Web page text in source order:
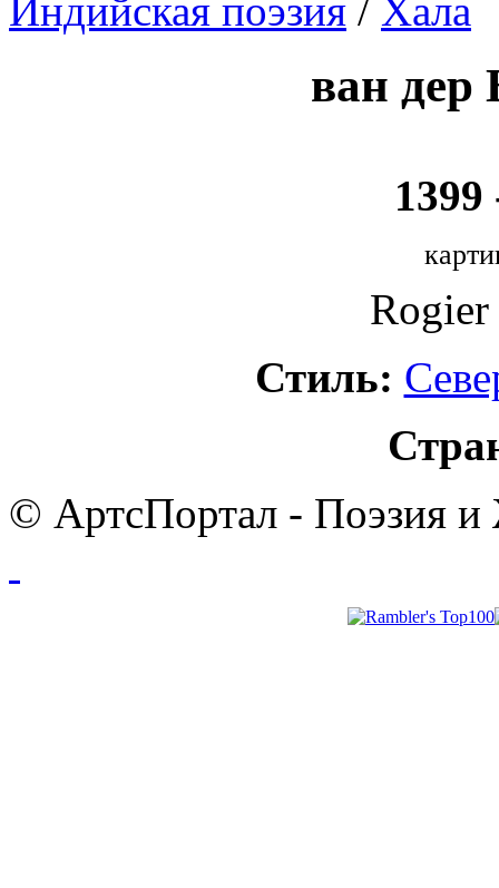
Индийская поэзия / Хала
ван дер
1399
Rogier
Стиль:
© АртсПортал - Поэзия